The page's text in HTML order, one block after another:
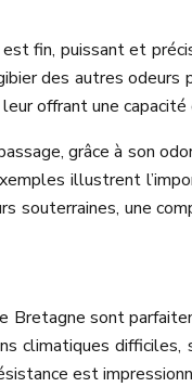
fin, puissant et
des autres odeurs
offrant une capacité
grâce à son
illustrent
souterraines, une
Bretagne sont
climatiques
est